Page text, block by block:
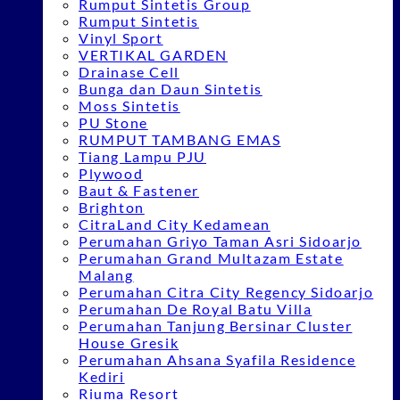
Rumput Sintetis Group
Rumput Sintetis
Vinyl Sport
VERTIKAL GARDEN
Drainase Cell
Bunga dan Daun Sintetis
Moss Sintetis
PU Stone
RUMPUT TAMBANG EMAS
Tiang Lampu PJU
Plywood
Baut & Fastener
Brighton
CitraLand City Kedamean
Perumahan Griyo Taman Asri Sidoarjo
Perumahan Grand Multazam Estate
Malang
Perumahan Citra City Regency Sidoarjo
Perumahan De Royal Batu Villa
Perumahan Tanjung Bersinar Cluster
House Gresik
Perumahan Ahsana Syafila Residence
Kediri
Riuma Resort